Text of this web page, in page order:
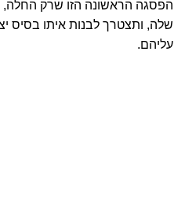
הפסגה הראשונה הזו שרק
שלה, ותצטרך לבנות איתו בסיס
עליהם.